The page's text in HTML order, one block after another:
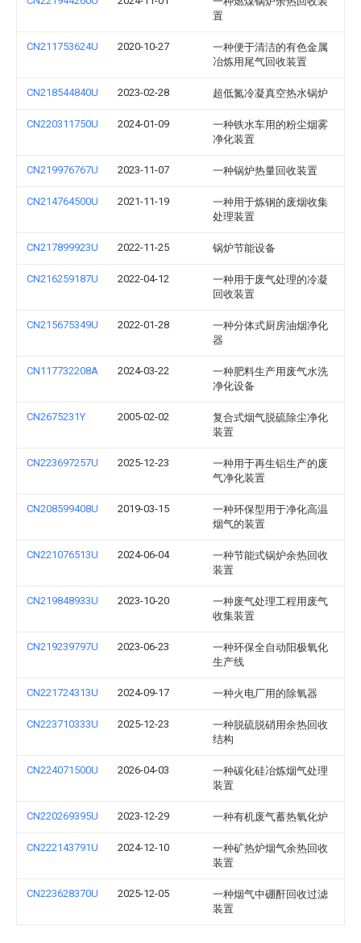
置
CN211753624U 2020-10-27
一种便于清洁的有色金属
冶炼用尾气回收装置
CN218544840U 2023-02-28 超低氮冷凝真空热水锅炉
CN220311750U 2024-01-09
一种铁水车用的粉尘烟雾
净化装置
CN219976767U 2023-11-07 一种锅炉热量回收装置
CN214764500U 2021-11-19
一种用于炼钢的废烟收集
处理装置
CN217899923U 2022-11-25 锅炉节能设备
CN216259187U 2022-04-12
一种用于废气处理的冷凝
回收装置
CN215675349U 2022-01-28
一种分体式厨房油烟净化
器
CN117732208A 2024-03-22
一种肥料生产用废气水洗
净化设备
CN2675231Y 2005-02-02
复合式烟气脱硫除尘净化
装置
CN223697257U 2025-12-23
一种用于再生铝生产的废
气净化装置
CN208599408U 2019-03-15
一种环保型用于净化高温
烟气的装置
CN221076513U 2024-06-04
一种节能式锅炉余热回收
装置
CN219848933U 2023-10-20
一种废气处理工程用废气
收集装置
CN219239797U 2023-06-23
一种环保全自动阳极氧化
生产线
CN221724313U 2024-09-17 一种火电厂用的除氧器
CN223710333U 2025-12-23
一种脱硫脱硝用余热回收
结构
CN224071500U 2026-04-03
一种碳化硅冶炼烟气处理
装置
CN220269395U 2023-12-29 一种有机废气蓄热氧化炉
CN222143791U 2024-12-10
一种矿热炉烟气余热回收
装置
CN223628370U 2025-12-05
一种烟气中硼酐回收过滤
装置